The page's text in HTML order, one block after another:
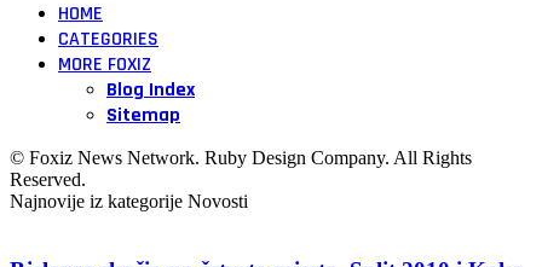
HOME
CATEGORIES
MORE FOXIZ
Blog Index
Sitemap
© Foxiz News Network. Ruby Design Company. All Rights
Reserved.
Najnovije iz kategorije Novosti